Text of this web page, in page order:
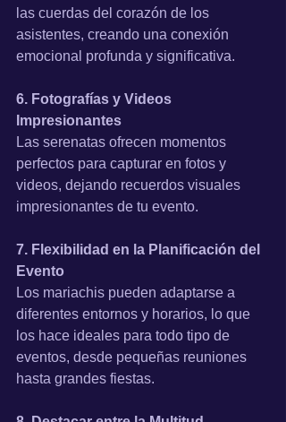
las cuerdas del corazón de los
asistentes, creando una conexión
emocional profunda y significativa.
6. Fotografías y Videos
Impresionantes
Las serenatas ofrecen momentos
perfectos para capturar en fotos y
videos, dejando recuerdos visuales
impresionantes de tu evento.
7. Flexibilidad en la Planificación del
Evento
Los mariachis pueden adaptarse a
diferentes entornos y horarios, lo que
los hace ideales para todo tipo de
eventos, desde pequeñas reuniones
hasta grandes fiestas.